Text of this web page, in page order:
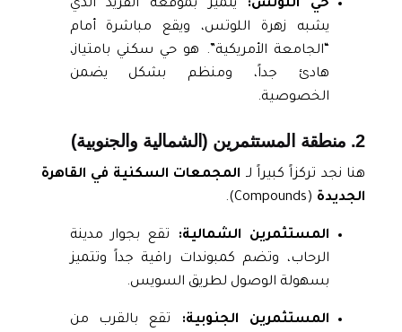
حي اللوتس:يتميز بموقعه الفريد الذي
يشبه زهرة اللوتس، ويقع مباشرة أمام
“الجامعة الأمريكية”. هو حي سكني بامتياز،
هادئ جداً، ومنظم بشكل يضمن
الخصوصية.
هنا نجد تركزاً كبيراً لـالمجمعات السكنية في القاهرة
الجديدة(Compounds).
المستثمرين الشمالية:تقع بجوار مدينة
الرحاب، وتضم كمبوندات راقية جداً وتتميز
بسهولة الوصول لطريق السويس.
المستثمرين الجنوبية:تقع بالقرب من